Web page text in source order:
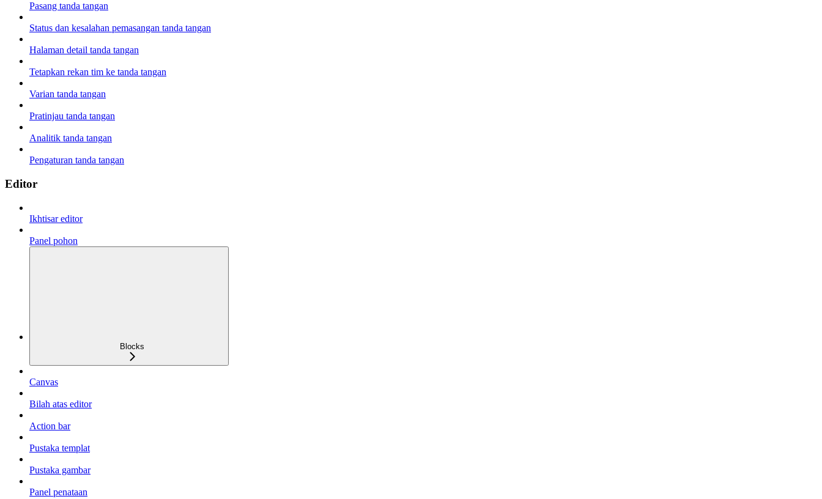
Pasang tanda tangan
Status dan kesalahan pemasangan tanda tangan
Halaman detail tanda tangan
Tetapkan rekan tim ke tanda tangan
Varian tanda tangan
Pratinjau tanda tangan
Analitik tanda tangan
Pengaturan tanda tangan
Editor
Ikhtisar editor
Panel pohon
Blocks
Canvas
Bilah atas editor
Action bar
Pustaka templat
Pustaka gambar
Panel penataan